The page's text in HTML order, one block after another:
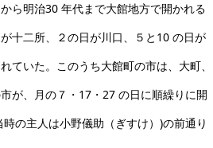
ら明治30 年代まで大館地方で開かれる
十二所、２の日が川口、５と10 の日が
ていた。このうち大館町の市は、大町、
が、月の７・17・27 の日に順繰りに開
の主人は小野儀助（ぎすけ）)の前通り